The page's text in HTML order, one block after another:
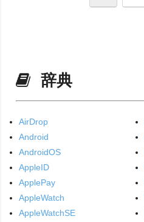
辞典
AirDrop
Android
AndroidOS
AppleID
ApplePay
AppleWatch
AppleWatchSE